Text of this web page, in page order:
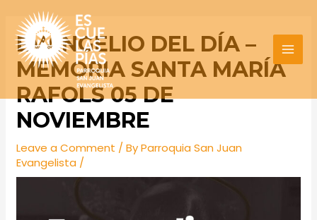
content
EVANGELIO DEL DÍA –
MEMORIA SANTA MARÍA
RAFOLS 05 DE
NOVIEMBRE
Leave a Comment / ByParroquia San Juan
Evangelista /
Post
navigation